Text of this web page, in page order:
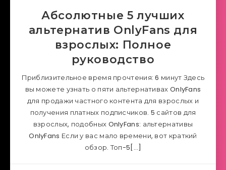
Абсолютные 5 лучших
альтернатив OnlyFans для
взрослых: Полное
руководство
Приблизительное время прочтения: 6 минут Здесь
вы можете узнать о пяти альтернативах OnlyFans
для продажи частного контента для взрослых и
получения платных подписчиков. 5 сайтов для
взрослых, подобных OnlyFans: альтернативы
OnlyFans Если у вас мало времени, вот краткий
обзор. Топ-5[…]